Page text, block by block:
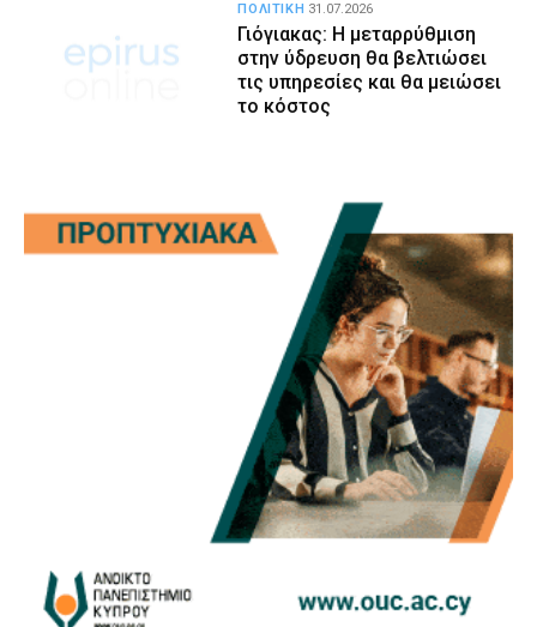
Γιόγιακας: Η μεταρρύθμιση
στην ύδρευση θα βελτιώσει
τις υπηρεσίες και θα μειώσει
το κόστος
ΠΟΛΙΤΙΚΗ 31.07.2026